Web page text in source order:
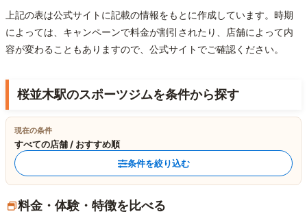
上記の表は公式サイトに記載の情報をもとに作成しています。時期
によっては、キャンペーンで料金が割引されたり、店舗によって内
容が変わることもありますので、公式サイトでご確認ください。
桜並木駅のスポーツジムを条件から探す
現在の条件
すべての店舗 / おすすめ順
条件を絞り込む
料金・体験・特徴を比べる